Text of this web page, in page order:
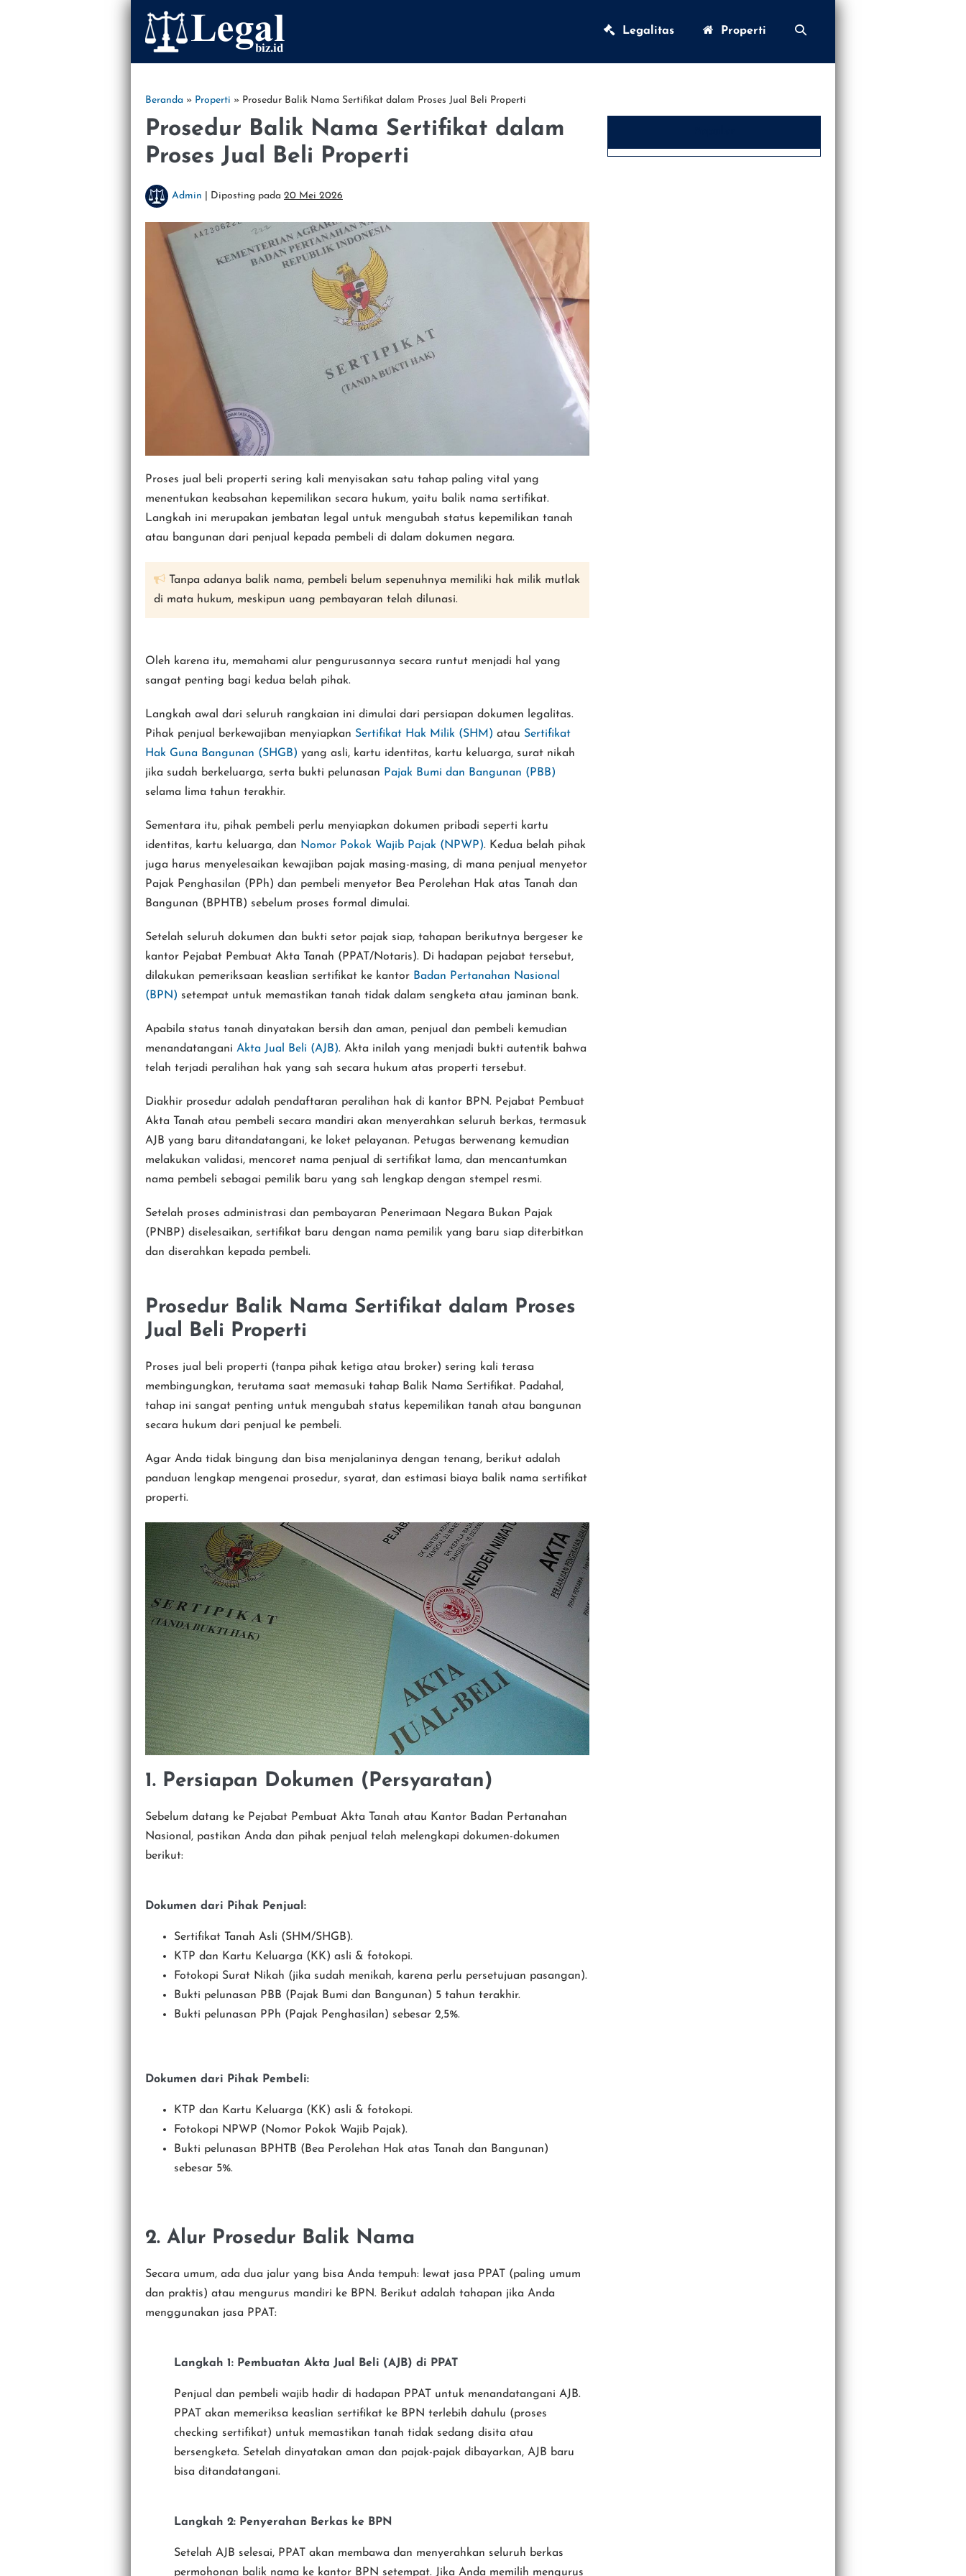
Legalitas Properti
Toggle
Beranda » Properti » Prosedur Balik Nama Sertifikat dalam Proses Jual Beli Properti
Prosedur Balik Nama Sertifikat dalam
Proses Jual Beli Properti
Admin Diposting pada 20 Mei 2026
Proses jual beli properti sering kali menyisakan satu tahap paling vital yang
menentukan keabsahan kepemilikan secara hukum, yaitu balik nama sertifikat.
Langkah ini merupakan jembatan legal untuk mengubah status kepemilikan tanah
atau bangunan dari penjual kepada pembeli di dalam dokumen negara.
Tanpa adanya balik nama, pembeli belum sepenuhnya memiliki hak milik mutlak
di mata hukum, meskipun uang pembayaran telah dilunasi.
Oleh karena itu, memahami alur pengurusannya secara runtut menjadi hal yang
sangat penting bagi kedua belah pihak.
Langkah awal dari seluruh rangkaian ini dimulai dari persiapan dokumen legalitas.
Pihak penjual berkewajiban menyiapkan Sertifikat Hak Milik (SHM) atau Sertifikat
Hak Guna Bangunan (SHGB) yang asli, kartu identitas, kartu keluarga, surat nikah
jika sudah berkeluarga, serta bukti pelunasan Pajak Bumi dan Bangunan (PBB)
selama lima tahun terakhir.
Sementara itu, pihak pembeli perlu menyiapkan dokumen pribadi seperti kartu
identitas, kartu keluarga, dan Nomor Pokok Wajib Pajak (NPWP). Kedua belah pihak
juga harus menyelesaikan kewajiban pajak masing-masing, di mana penjual menyetor
Pajak Penghasilan (PPh) dan pembeli menyetor Bea Perolehan Hak atas Tanah dan
Bangunan (BPHTB) sebelum proses formal dimulai.
Setelah seluruh dokumen dan bukti setor pajak siap, tahapan berikutnya bergeser ke
kantor Pejabat Pembuat Akta Tanah (PPAT/Notaris). Di hadapan pejabat tersebut,
dilakukan pemeriksaan keaslian sertifikat ke kantor Badan Pertanahan Nasional
(BPN) setempat untuk memastikan tanah tidak dalam sengketa atau jaminan bank.
Apabila status tanah dinyatakan bersih dan aman, penjual dan pembeli kemudian
menandatangani Akta Jual Beli (AJB). Akta inilah yang menjadi bukti autentik bahwa
telah terjadi peralihan hak yang sah secara hukum atas properti tersebut.
Diakhir prosedur adalah pendaftaran peralihan hak di kantor BPN. Pejabat Pembuat
Akta Tanah atau pembeli secara mandiri akan menyerahkan seluruh berkas, termasuk
AJB yang baru ditandatangani, ke loket pelayanan. Petugas berwenang kemudian
melakukan validasi, mencoret nama penjual di sertifikat lama, dan mencantumkan
nama pembeli sebagai pemilik baru yang sah lengkap dengan stempel resmi.
Setelah proses administrasi dan pembayaran Penerimaan Negara Bukan Pajak
(PNBP) diselesaikan, sertifikat baru dengan nama pemilik yang baru siap diterbitkan
dan diserahkan kepada pembeli.
Prosedur Balik Nama Sertifikat dalam Proses
Jual Beli Properti
Proses jual beli properti (tanpa pihak ketiga atau broker) sering kali terasa
membingungkan, terutama saat memasuki tahap Balik Nama Sertifikat. Padahal,
tahap ini sangat penting untuk mengubah status kepemilikan tanah atau bangunan
secara hukum dari penjual ke pembeli.
Agar Anda tidak bingung dan bisa menjalaninya dengan tenang, berikut adalah
panduan lengkap mengenai prosedur, syarat, dan estimasi biaya balik nama sertifikat
properti.
1. Persiapan Dokumen (Persyaratan)
Sebelum datang ke Pejabat Pembuat Akta Tanah atau Kantor Badan Pertanahan
Nasional, pastikan Anda dan pihak penjual telah melengkapi dokumen-dokumen
berikut:
Dokumen dari Pihak Penjual:
Sertifikat Tanah Asli (SHM/SHGB).
KTP dan Kartu Keluarga (KK) asli & fotokopi.
Fotokopi Surat Nikah (jika sudah menikah, karena perlu persetujuan pasangan).
Bukti pelunasan PBB (Pajak Bumi dan Bangunan) 5 tahun terakhir.
Bukti pelunasan PPh (Pajak Penghasilan) sebesar 2,5%.
Dokumen dari Pihak Pembeli:
KTP dan Kartu Keluarga (KK) asli & fotokopi.
Fotokopi NPWP (Nomor Pokok Wajib Pajak).
Bukti pelunasan BPHTB (Bea Perolehan Hak atas Tanah dan Bangunan)
sebesar 5%.
2. Alur Prosedur Balik Nama
Secara umum, ada dua jalur yang bisa Anda tempuh: lewat jasa PPAT (paling umum
dan praktis) atau mengurus mandiri ke BPN. Berikut adalah tahapan jika Anda
menggunakan jasa PPAT:
Langkah 1: Pembuatan Akta Jual Beli (AJB) di PPAT
Penjual dan pembeli wajib hadir di hadapan PPAT untuk menandatangani AJB.
PPAT akan memeriksa keaslian sertifikat ke BPN terlebih dahulu (proses
checking sertifikat) untuk memastikan tanah tidak sedang disita atau
bersengketa. Setelah dinyatakan aman dan pajak-pajak dibayarkan, AJB baru
bisa ditandatangani.
Langkah 2: Penyerahan Berkas ke BPN
Setelah AJB selesai, PPAT akan membawa dan menyerahkan seluruh berkas
permohonan balik nama ke kantor BPN setempat. Jika Anda memilih mengurus